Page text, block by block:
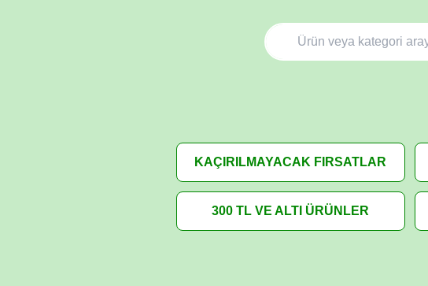
KAÇIRILMAYACAK FIRSATLAR
300 TL VE ALTI ÜRÜNLER